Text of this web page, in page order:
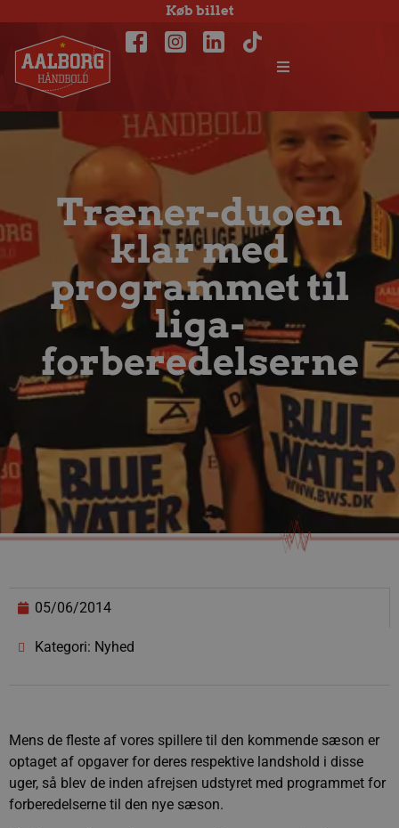
Køb billet
Træner-duoen
klar med
programmet til
liga-
forberedelserne
05/06/2014
Kategori: Nyhed
Mens de fleste af vores spillere til den kommende sæson er
optaget af opgaver for deres respektive landshold i disse
uger, så blev de inden afrejsen udstyret med programmet for
forberedelserne til den nye sæson.